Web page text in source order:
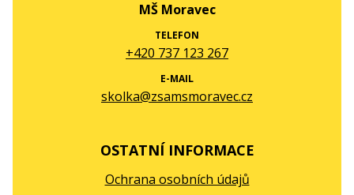
MŠ Moravec
TELEFON
+420 737 123 267
E-MAIL
skolka@zsamsmoravec.cz
OSTATNÍ INFORMACE
Ochrana osobních údajů